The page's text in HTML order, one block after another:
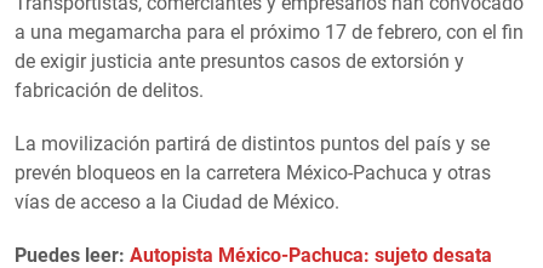
a una megamarcha para el próximo 17 de febrero, con el fin
de exigir justicia ante presuntos casos de extorsión y
fabricación de delitos.
La movilización partirá de distintos puntos del país y se
prevén bloqueos en la carretera México-Pachuca y otras
vías de acceso a la Ciudad de México.
Puedes leer: Autopista México-Pachuca: sujeto desata